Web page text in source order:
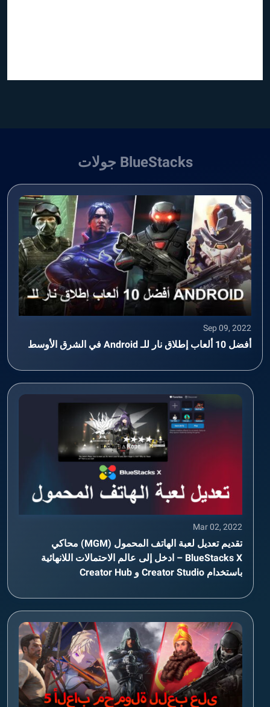
BlueStacks جولات
Sep 09, 2022
أفضل 10 ألعاب إطلاق نار للـ Android في الشرق الأوسط
Mar 02, 2022
تقديم تعديل لعبة الهاتف المحمول (MGM) محاكي
BlueStacks X – ادخل إلى عالم الاحتمالات اللانهائية
باستخدام Creator Studio و Creator Hub